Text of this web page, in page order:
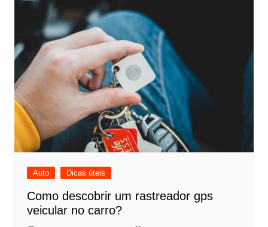
Auto Dicas úteis
Como descobrir um rastreador gps
veicular no carro?